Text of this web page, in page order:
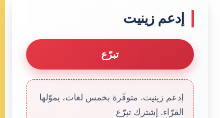
إدعم زينيت
تبرّع
إدعم زينيت. متوفّرة بخمس لغات، يموّلها
القرّاء. إشترك تبرّع